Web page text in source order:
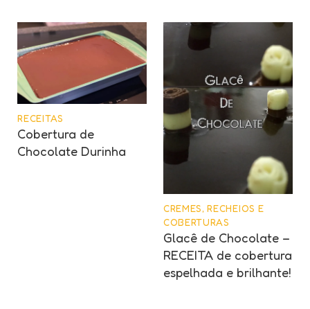
RECEITAS
Cobertura de
Chocolate Durinha
CREMES, RECHEIOS E
COBERTURAS
Glacê de Chocolate –
RECEITA de cobertura
espelhada e brilhante!